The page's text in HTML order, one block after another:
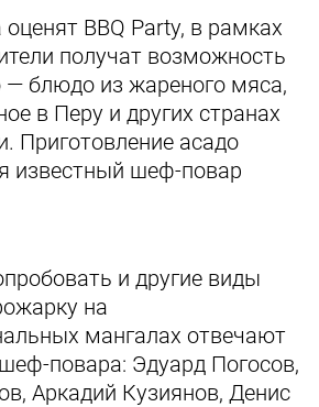
BBQ Party, в рамках
получат возможность
— блюдо из жареного мяса,
в Перу и других странах
Приготовление асадо
известный шеф-повар
и другие виды
на
мангалах отвечают
повара: Эдуард Погосов,
Аркадий Кузиянов, Денис